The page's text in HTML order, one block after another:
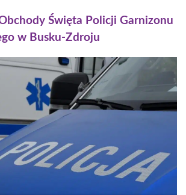
Święta Policji Garnizonu
w Busku-Zdroju